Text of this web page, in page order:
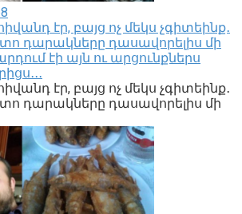
էր, բայց ոչ մեկս չգիտեինք․
դարակները դասավորելիս մի
էի այն ու արցունքներս
էր, բայց ոչ մեկս չգիտեինք․
դարակները դասավորելիս մի